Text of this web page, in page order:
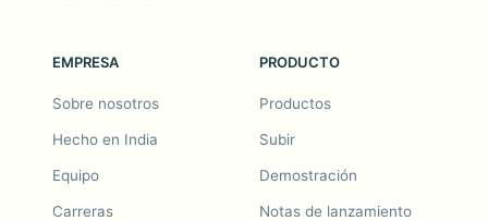
EMPRESA
Sobre nosotros
Hecho en India
Equipo
Carreras
PRODUCTO
Productos
Subir
Demostración
Notas de lanzamiento